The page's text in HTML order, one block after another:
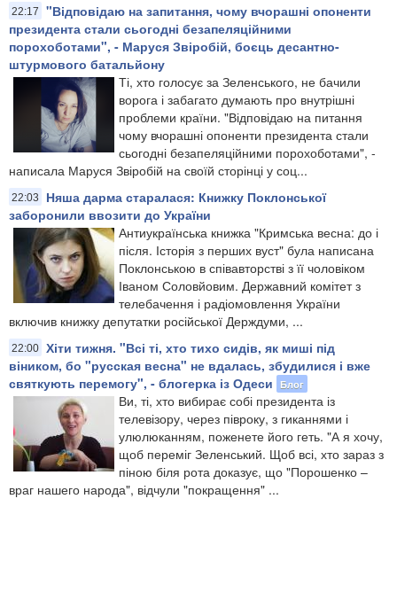
22:17
"Відповідаю на запитання, чому вчорашні опоненти
президента стали сьогодні безапеляційними
порохоботами", - Маруся Звіробій, боєць десантно-
штурмового батальйону
Ті, хто голосує за Зеленського, не бачили
ворога і забагато думають про внутрішні
проблеми країни. "Відповідаю на питання
чому вчорашні опоненти президента стали
сьогодні безапеляційними порохоботами", -
написала Маруся Звіробій на своїй сторінці у соц...
22:03
Няша дарма старалася: Книжку Поклонської
заборонили ввозити до України
Антиукраїнська книжка "Кримська весна: до і
після. Історія з перших вуст" була написана
Поклонською в співавторстві з її чоловіком
Іваном Соловйовим. Державний комітет з
телебачення і радіомовлення України
включив книжку депутатки російської Держдуми, ...
22:00 Хіти тижня. "Всі ті, хто тихо сидів, як миші під
віником, бо "русская весна" не вдалась, збудилися і вже
святкують перемогу", - блогерка із Одеси
Блог
Ви, ті, хто вибирає собі президента із
телевізору, через півроку, з гиканнями і
улюлюканням, поженете його геть. "А я хочу,
щоб переміг Зеленський. Щоб всі, хто зараз з
піною біля рота доказує, що "Порошенко –
враг нашего народа", відчули "покращення" ...